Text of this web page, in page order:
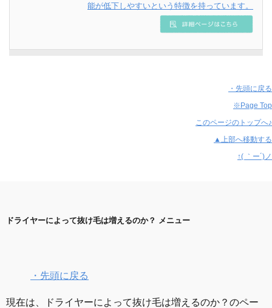
能が低下しやすいという特徴を持っています。
・先頭に戻る
※Page Top
このページのトップへ♪
▲上部へ移動する
↑( ｀ー´)ノ
ドライヤーによって抜け毛は増えるのか？ メニュー
・先頭に戻る
現在は、ドライヤーによって抜け毛は増えるのか？のペー